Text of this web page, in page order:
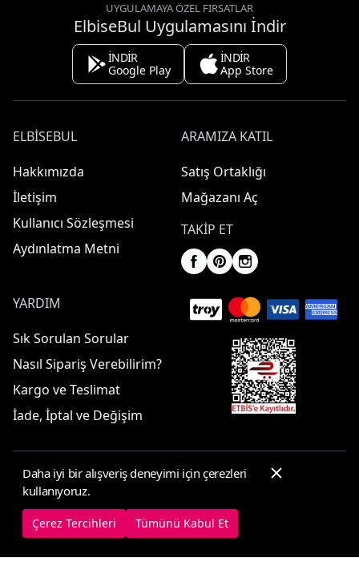
UYGULAMAYA ÖZEL FIRSATLAR
ElbiseBul Uygulamasını İndir
İNDİR
Google Play
İNDİR
App Store
ELBISEBUL
Hakkımızda
İletişim
Kullanıcı Sözleşmesi
Aydınlatma Metni
ARAMIZA KATIL
Satış Ortaklığı
Mağazanı Aç
TAKIP ET
YARDIM
Sık Sorulan Sorular
Nasıl Sipariş Verebilirim?
Kargo ve Teslimat
İade, İptal ve Değişim
© 2025 ElbiseBul -
Çerez Tercihleri Çerez Politikası
Daha iyi bir alışveriş deneyimi için çerezleri
kullanıyoruz.
Çerez Tercihleri Tümünü Kabul Et